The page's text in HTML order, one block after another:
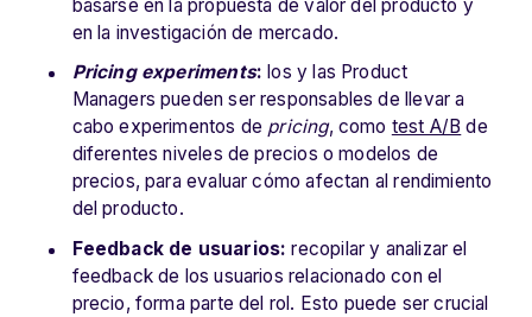
basarse en la propuesta de valor del producto y
en la investigación de mercado.
Pricing experiments: los y las Product
Managers pueden ser responsables de llevar a
cabo experimentos de pricing, como test A/B de
diferentes niveles de precios o modelos de
precios, para evaluar cómo afectan al rendimiento
del producto.
Feedback de usuarios: recopilar y analizar el
feedback de los usuarios relacionado con el
precio, forma parte del rol. Esto puede ser crucial